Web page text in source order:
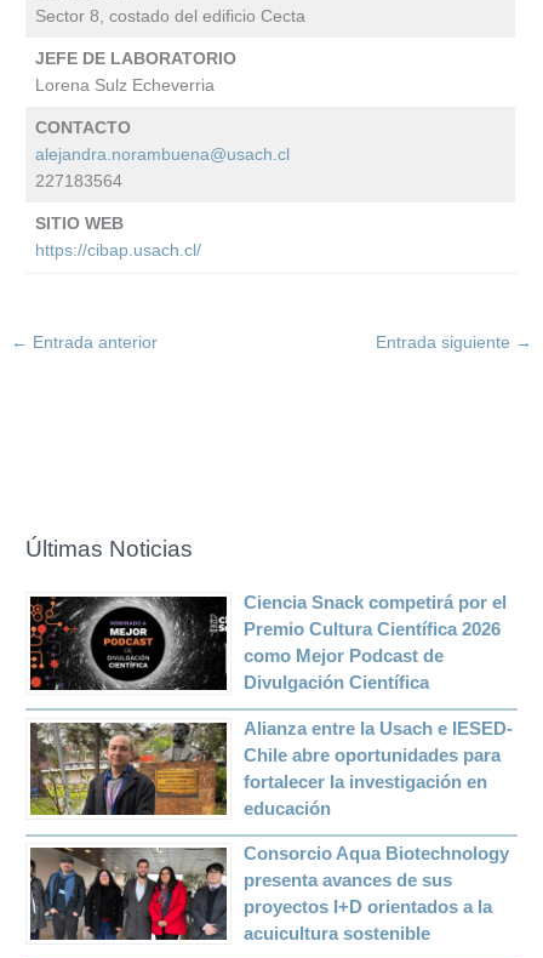
Sector 8, costado del edificio Cecta
JEFE DE LABORATORIO
Lorena Sulz Echeverria
CONTACTO
alejandra.norambuena@usach.cl
227183564
SITIO WEB
https://cibap.usach.cl/
← Entrada anterior Entrada siguiente →
Últimas Noticias
Ciencia Snack competirá por el
Premio Cultura Científica 2026
como Mejor Podcast de
Divulgación Científica
Alianza entre la Usach e IESED-
Chile abre oportunidades para
fortalecer la investigación en
educación
Consorcio Aqua Biotechnology
presenta avances de sus
proyectos I+D orientados a la
acuicultura sostenible